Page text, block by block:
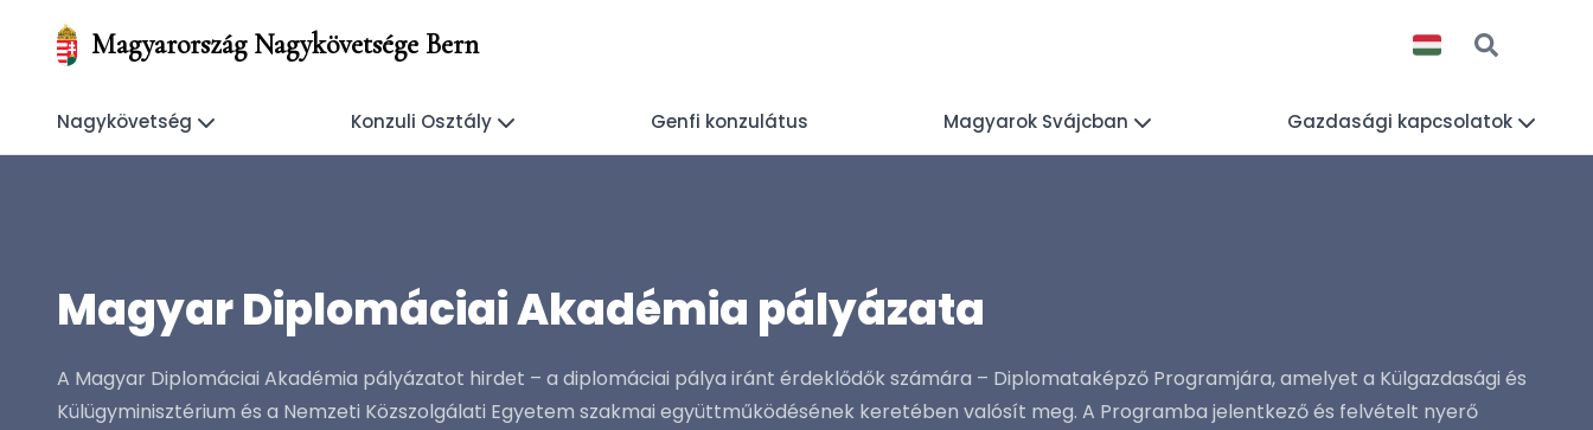
Magyarország Nagykövetsége Bern
Nagykövetség Konzuli Osztály Genfi konzulátus Magyarok Svájcban Gazdasági kapcsolatok
Magyar Diplomáciai Akadémia pályázata
A Magyar Diplomáciai Akadémia pályázatot hirdet – a diplomáciai pálya iránt érdeklődők számára – Diplomataképző Programjára, amelyet a Külgazdasági és
Külügyminisztérium és a Nemzeti Közszolgálati Egyetem szakmai együttműködésének keretében valósít meg. A Programba jelentkező és felvételt nyerő